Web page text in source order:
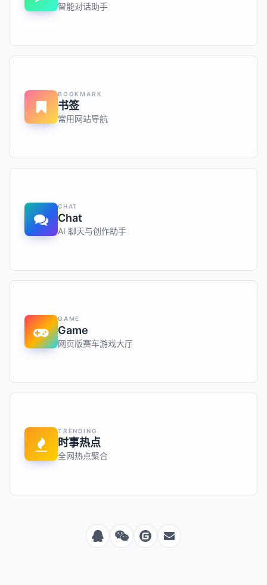
智能对话助手
BOOKMARK
书签
常用网站导航
CHAT
Chat
AI 聊天与创作助手
GAME
Game
网页版赛车游戏大厅
TRENDING
时事热点
全网热点聚合